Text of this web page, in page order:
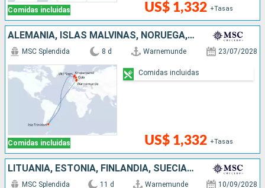
Comidas incluidas US$ 1,332 +Tasas
ALEMANIA, ISLAS MALVINAS, NORUEGA, DINAMARCA
Comidas incluidas
MSC Splendida 8 d Warnemunde 23/07/2028
US$ 1,332 +Tasas
Comidas incluidas
LITUANIA, ESTONIA, FINLANDIA, SUECIA, DINAMARCA, ALEMANIA
MSC Splendida 11 d Warnemunde 10/09/2028